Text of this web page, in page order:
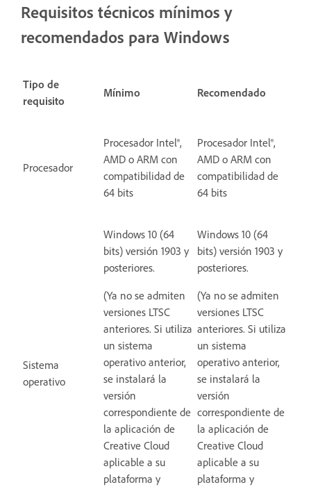
Requisitos técnicos mínimos y
recomendados para Windows
Tipo de
requisito
Mínimo Recomendado
Procesador
Procesador Intel®,
AMD o ARM con
compatibilidad de
64 bits
Procesador Intel®,
AMD o ARM con
compatibilidad de
64 bits
Sistema
operativo
Windows 10 (64
bits) versión 1903 y
posteriores.
(Ya no se admiten
versiones LTSC
anteriores. Si utiliza
un sistema
operativo anterior,
se instalará la
versión
correspondiente de
la aplicación de
Creative Cloud
aplicable a su
plataforma y
Windows 10 (64
bits) versión 1903 y
posteriores.
(Ya no se admiten
versiones LTSC
anteriores. Si utiliza
un sistema
operativo anterior,
se instalará la
versión
correspondiente de
la aplicación de
Creative Cloud
aplicable a su
plataforma y